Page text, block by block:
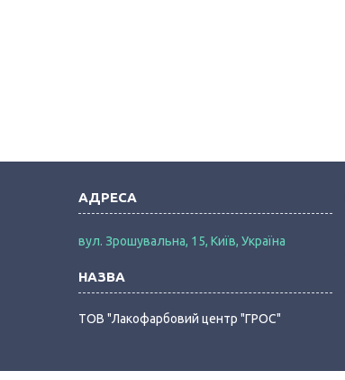
вул. Зрошувальна, 15, Київ, Україна
ТОВ "Лакофарбовий центр "ГРОС"